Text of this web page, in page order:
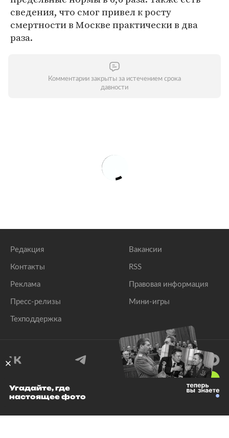
сведения, что смог привел к росту
смертности в Москве практически в два
раза.
Комментарии закрыты за истечением срока
давности
Редакция
Контакты
Реклама
Пресс-релизы
Техподдержка
Вакансии
RSS
Правовая информация
Мини-игры
© 1999–2026 Все права защищены.
Угадайте, где
настоящее фото